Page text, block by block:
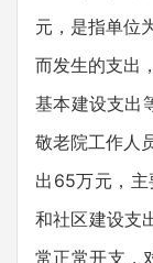
元，是指单位
而发生的支出
基本建设支出
敬老院工作人
出65万元，
和社区建设支
常正常开支，